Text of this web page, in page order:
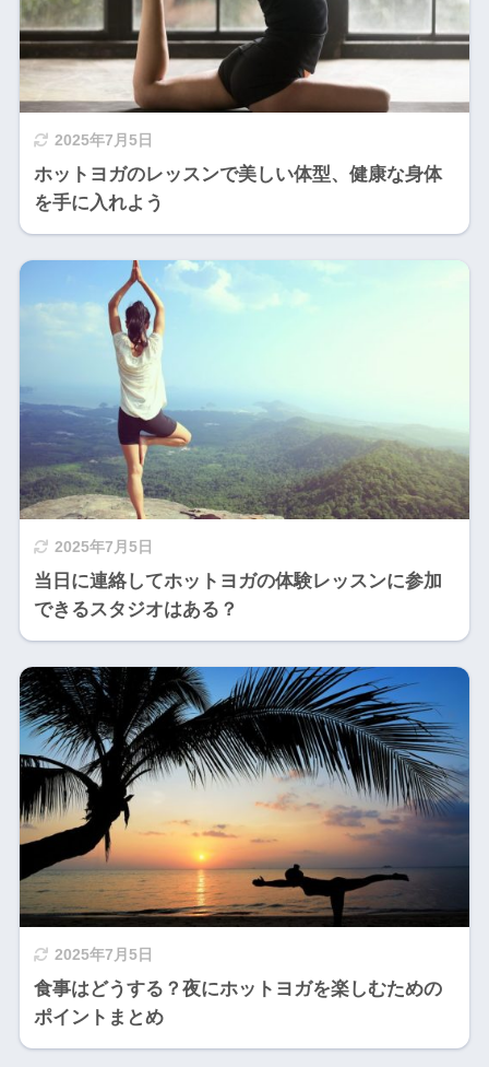
2025年7月5日
ホットヨガのレッスンで美しい体型、健康な身体
を手に入れよう
2025年7月5日
当日に連絡してホットヨガの体験レッスンに参加
できるスタジオはある？
2025年7月5日
食事はどうする？夜にホットヨガを楽しむための
ポイントまとめ